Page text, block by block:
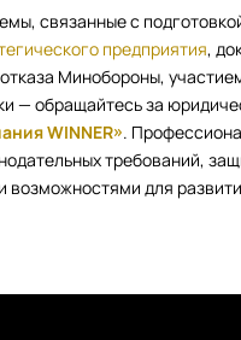
связанные с
предприятия,
Минобороны,
— обращайтесь за
WINNER».
требований,
для